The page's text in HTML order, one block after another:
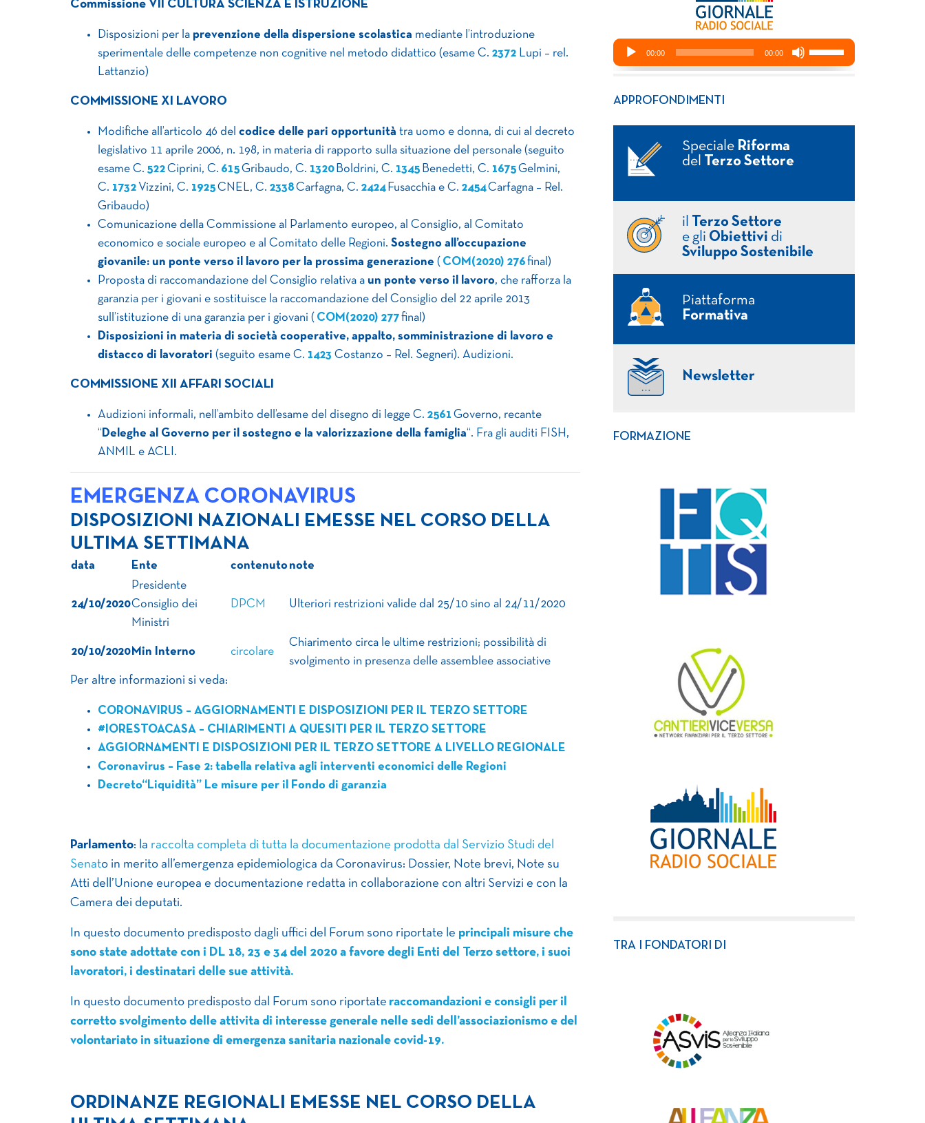
Commissione VII CULTURA SCIENZA E ISTRUZIONE
Disposizioni per la prevenzione della dispersione scolastica mediante l’introduzione
sperimentale delle competenze non cognitive nel metodo didattico (esame C. 2372 Lupi – rel.
Lattanzio)
COMMISSIONE XI LAVORO
Modifiche all’articolo 46 del codice delle pari opportunità tra uomo e donna, di cui al decreto
legislativo 11 aprile 2006, n. 198, in materia di rapporto sulla situazione del personale (seguito
esame C. 522Ciprini, C. 615Gribaudo, C. 1320Boldrini, C. 1345 Benedetti, C. 1675Gelmini,
C. 1732 Vizzini, C. 1925CNEL, C. 2338Carfagna, C. 2424Fusacchia e C. 2454Carfagna – Rel.
Gribaudo)
Comunicazione della Commissione al Parlamento europeo, al Consiglio, al Comitato
economico e sociale europeo e al Comitato delle Regioni. Sostegno all’occupazione
giovanile: un ponte verso il lavoro per la prossima generazione ( COM(2020) 276final)
Proposta di raccomandazione del Consiglio relativa a un ponte verso il lavoro, che rafforza la
garanzia per i giovani e sostituisce la raccomandazione del Consiglio del 22 aprile 2013
sull’istituzione di una garanzia per i giovani ( COM(2020) 277final)
Disposizioni in materia di società cooperative, appalto, somministrazione di lavoro e
distacco di lavoratori (seguito esame C. 1423 Costanzo – Rel. Segneri). Audizioni.
COMMISSIONE XII AFFARI SOCIALI
Audizioni informali, nell’ambito dell’esame del disegno di legge C. 2561 Governo, recante
“ Deleghe al Governo per il sostegno e la valorizzazione della famiglia“. Fra gli auditi FISH,
ANMIL e ACLI.
EMERGENZA CORONAVIRUS
DISPOSIZIONI NAZIONALI EMESSE NEL CORSO DELLA
ULTIMA SETTIMANA
data Ente contenuto note
24/10/2020
Presidente
Consiglio dei
Ministri
DPCM Ulteriori restrizioni valide dal 25/10 sino al 24/11/2020
20/10/2020 Min Interno circolare
Chiarimento circa le ultime restrizioni; possibilità di
svolgimento in presenza delle assemblee associative
Per altre informazioni si veda:
CORONAVIRUS – AGGIORNAMENTI E DISPOSIZIONI PER IL TERZO SETTORE
#IORESTOACASA – CHIARIMENTI A QUESITI PER IL TERZO SETTORE
AGGIORNAMENTI E DISPOSIZIONI PER IL TERZO SETTORE A LIVELLO REGIONALE
Coronavirus – Fase 2: tabella relativa agli interventi economici delle Regioni
Decreto“Liquidità” Le misure per il Fondo di garanzia
Parlamento: la raccolta completa di tutta la documentazione prodotta dal Servizio Studi del
Senato in merito all’emergenza epidemiologica da Coronavirus: Dossier, Note brevi, Note su
Atti dell’Unione europea e documentazione redatta in collaborazione con altri Servizi e con la
Camera dei deputati.
In questo documento predisposto dagli uffici del Forum sono riportate le principali misure che
sono state adottate con i DL 18, 23 e 34 del 2020 a favore degli Enti del Terzo settore, i suoi
lavoratori, i destinatari delle sue attività.
In questo documento predisposto dal Forum sono riportate raccomandazioni e consigli per il
corretto svolgimento delle attivita di interesse generale nelle sedi dell’associazionismo e del
volontariato in situazione di emergenza sanitaria nazionale covid-19.
ORDINANZE REGIONALI EMESSE NEL CORSO DELLA
APPROFONDIMENTI
Speciale Riforma
del
Terzo Settore
il
Terzo Settore
e gli Obiettivi di
Sviluppo Sostenibile
Piattaforma
Formativa
Newsletter
FORMAZIONE
TRA I FONDATORI DI